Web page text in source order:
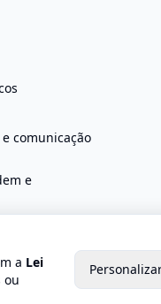
comunicação
e
os direitos reservados.
a Lei
ou